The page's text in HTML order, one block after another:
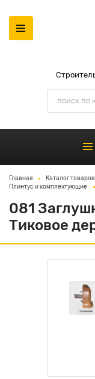
Главная Каталог товаров
Плинтус и комплектующие
081
Тиковое